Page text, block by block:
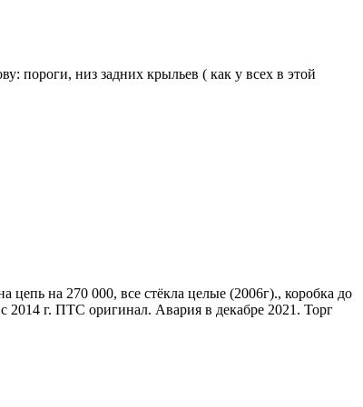
пороги, низ задних крыльев ( как у всех в этой
на 270 000, все стёкла целые (2006г)., коробка до
2014 г. ПТС оригинал. Авария в декабре 2021. Торг